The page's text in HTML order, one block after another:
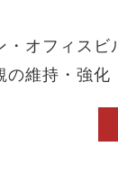
・オフィスビ
の維持・強化